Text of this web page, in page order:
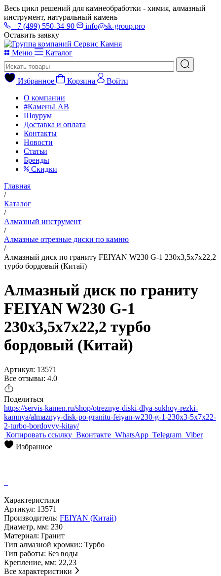
Весь цикл решений для камнеобработки - химия, алмазный
инструмент, натуральный камень
+7 (499) 550-34-90
info@sk-group.pro
Оставить заявку
Меню Каталог
Избранное Корзина
Войти
О компании
#КаменьLAB
Шоурум
Доставка и оплата
Контакты
Новости
Статьи
Бренды
Скидки
Главная
/
Каталог
/
Алмазный инструмент
/
Алмазные отрезные диски по камню
/
Алмазный диск по граниту FEIYAN W230 G-1 230x3,5x7x22,2
турбо бордовый (Китай)
Алмазный диск по граниту
FEIYAN W230 G-1
230x3,5x7x22,2 турбо
бордовый (Китай)
Артикул: 13571
Все отзывы: 4.0
Поделиться
https://servis-kamen.ru/shop/otreznye-diski-dlya-sukhoy-rezki-
kamnya/almaznyy-disk-po-granitu-feiyan-w230-g-1-230x3-5x7x22-
2-turbo-bordovyy-kitay/
Копировать ссылку Вконтакте WhatsApp Telegram Viber
Избранное
Характеристики
Артикул: 13571
Производитель: FEIYAN (Китай)
Диаметр, мм: 230
Материал: Гранит
Тип алмазной кромки:: Турбо
Тип работы: Без воды
Крепление, мм: 22,23
Все характеристики